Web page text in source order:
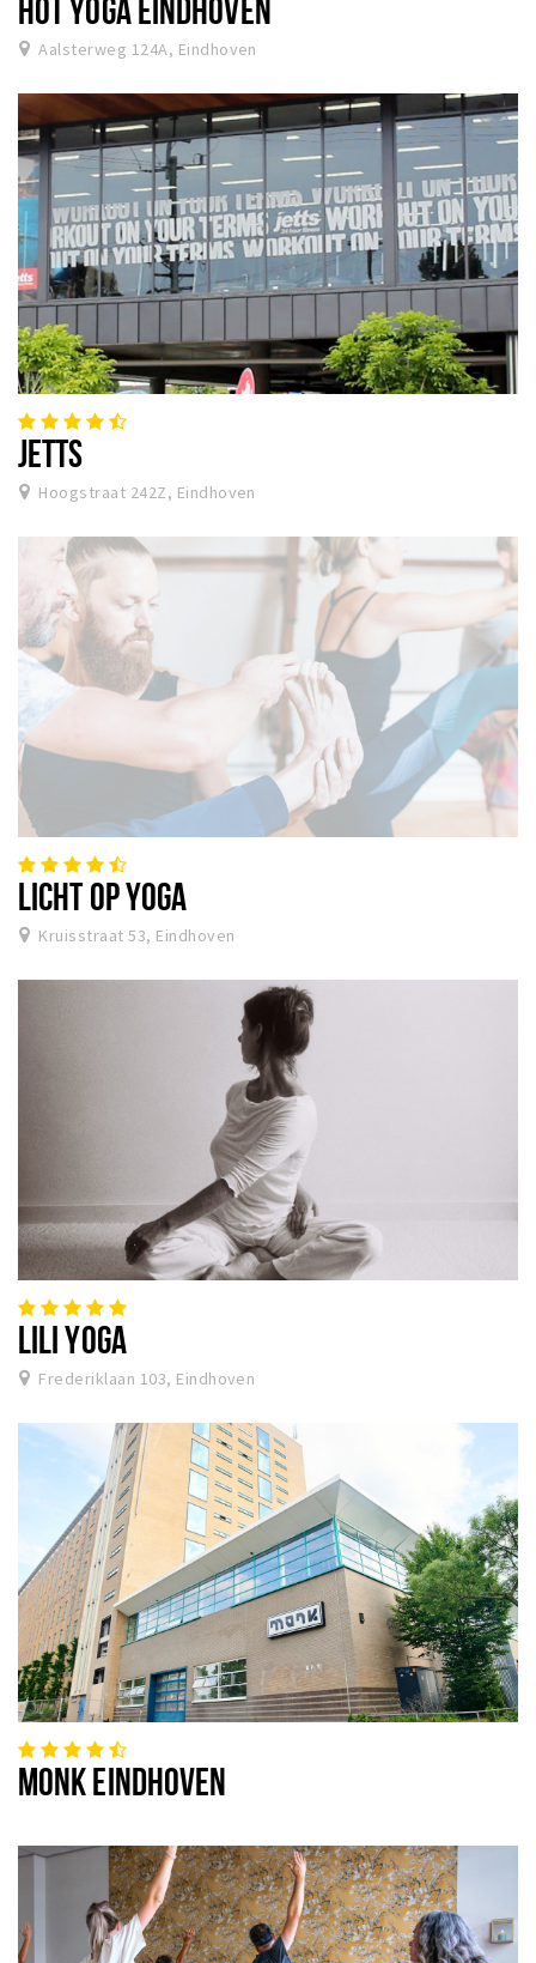
HOT YOGA EINDHOVEN
Aalsterweg 124A, Eindhoven
JETTS
Hoogstraat 242Z, Eindhoven
LICHT OP YOGA
Kruisstraat 53, Eindhoven
LILI YOGA
Frederiklaan 103, Eindhoven
MONK EINDHOVEN